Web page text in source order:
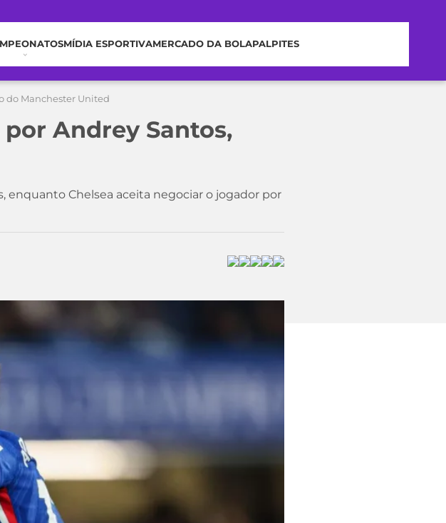
MÍDIA ESPORTIVAMERCADO DA BOLAPALPITES
do Manchester United
Andrey Santos,
enquanto Chelsea aceita negociar o jogador por